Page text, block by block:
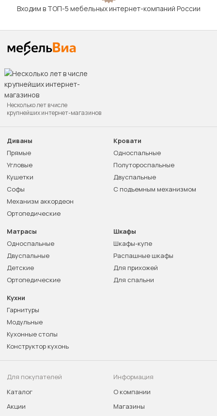
Входим в ТОП-5 мебельных интернет-компаний России
Несколько лет в числе
крупнейших интернет-магазинов
Диваны
Прямые
Угловые
Кушетки
Софы
Механизм аккордеон
Ортопедические
Кровати
Односпальные
Полутороспальные
Двуспальные
С подъемным механизмом
Матрасы
Односпальные
Двуспальные
Детские
Ортопедические
Шкафы
Шкафы-купе
Распашные шкафы
Для прихожей
Для спальни
Кухни
Гарнитуры
Модульные
Кухонные столы
Конструктор кухонь
Для покупателей
Каталог
Акции
Информация
О компании
Магазины